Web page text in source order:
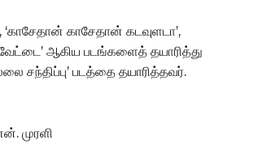
‘காசேதான் காசேதான் கடவுளடா’,
வேட்டை’ ஆகிய படங்களைத் தயாரித்து
சந்திப்பு’ படத்தை தயாரித்தவர்.
முரளி